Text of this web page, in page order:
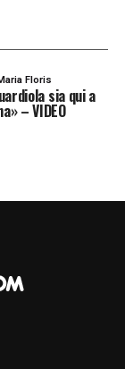
Floris
sia qui a
– VIDEO